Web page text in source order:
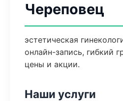
Череповец
эстетическая
онлайн-запись, гибкий
цены и акции.
Наши услуги